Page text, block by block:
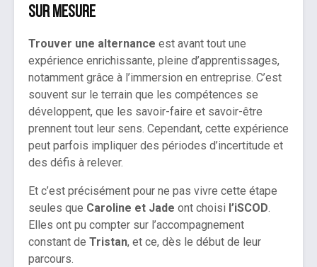
sur mesure
Trouver une alternance est avant tout une
expérience enrichissante, pleine d’apprentissages,
notamment grâce à l’immersion en entreprise. C’est
souvent sur le terrain que les compétences se
développent, que les savoir-faire et savoir-être
prennent tout leur sens. Cependant, cette expérience
peut parfois impliquer des périodes d’incertitude et
des défis à relever.
Et c’est précisément pour ne pas vivre cette étape
seules que Caroline et Jade ont choisi l’iSCOD.
Elles ont pu compter sur l’accompagnement
constant de Tristan, et ce, dès le début de leur
parcours.